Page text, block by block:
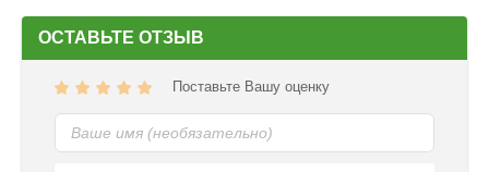
ОСТАВЬТЕ ОТЗЫВ
Поставьте Вашу оценку